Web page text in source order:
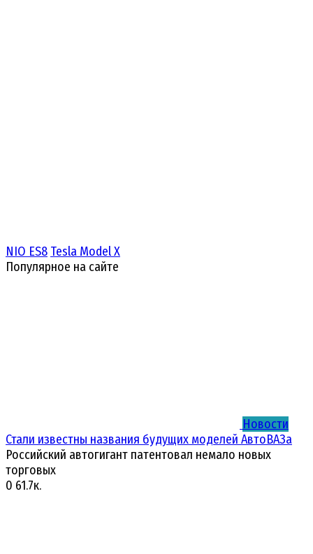
NIO ES8 Tesla Model X
Популярное на сайте
Новости
Стали известны названия будущих моделей АвтоВАЗа
Российский автогигант патентовал немало новых
торговых
0 61.7к.